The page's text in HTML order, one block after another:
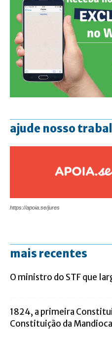
ajude nosso
https://apoia.se/jures
mais recentes
O ministro do STF que
1824, a primeira
Constituição da Mandioca